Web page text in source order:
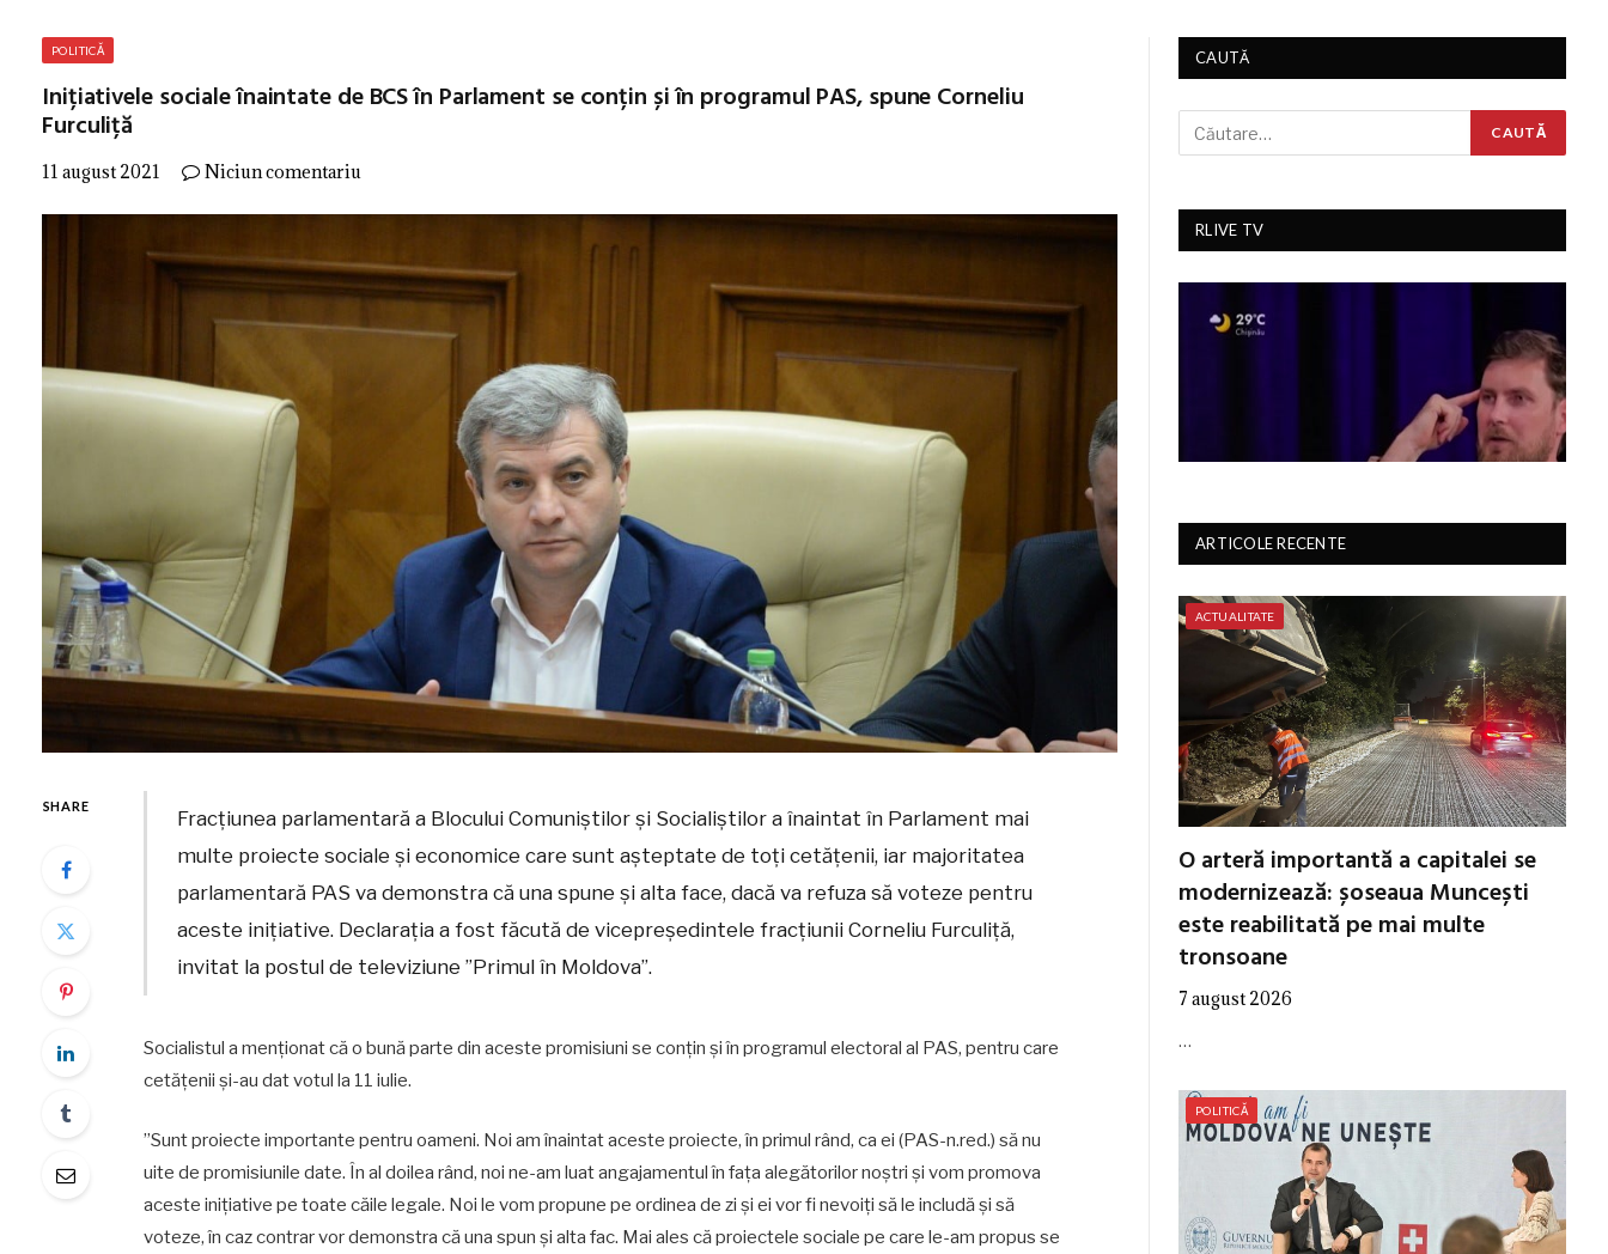
POLITICĂ
Inițiativele sociale înaintate de BCS în Parlament se conțin și în programul PAS, spune Corneliu
Furculiță
11 august 2021 Niciun comentariu
SHARE
Fracțiunea parlamentară a Blocului Comuniștilor și Socialiștilor a înaintat în Parlament mai
multe proiecte sociale și economice care sunt așteptate de toți cetățenii, iar majoritatea
parlamentară PAS va demonstra că una spune și alta face, dacă va refuza să voteze pentru
aceste inițiative. Declarația a fost făcută de vicepreședintele fracțiunii Corneliu Furculiță,
invitat la postul de televiziune ”Primul în Moldova”.
Socialistul a menționat că o bună parte din aceste promisiuni se conțin și în programul electoral al PAS, pentru care
cetățenii și-au dat votul la 11 iulie.
”Sunt proiecte importante pentru oameni. Noi am înaintat aceste proiecte, în primul rând, ca ei (PAS-n.red.) să nu
uite de promisiunile date. În al doilea rând, noi ne-am luat angajamentul în fața alegătorilor noștri și vom promova
aceste inițiative pe toate căile legale. Noi le vom propune pe ordinea de zi și ei vor fi nevoiți să le includă și să
voteze, în caz contrar vor demonstra că una spun și alta fac. Mai ales că proiectele sociale pe care le-am propus se
CAUTĂ
RLIVE TV
ARTICOLE RECENTE
ACTUALITATE
O arteră importantă a capitalei se
modernizează: șoseaua Muncești
este reabilitată pe mai multe
tronsoane
7 august 2026
…
POLITICĂ